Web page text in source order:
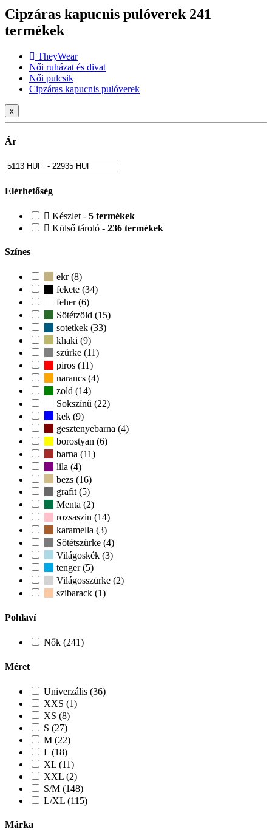
Cipzáras kapucnis pulóverek 241
termékek
TheyWear
Női ruházat és divat
Női pulcsik
Cipzáras kapucnis pulóverek
x
Ár
Elérhetőség
Készlet - 5 termékek
Külső tároló - 236 termékek
Színes
ekr (8)
fekete (34)
feher (6)
Sötétzöld (15)
sotetkek (33)
khaki (9)
szürke (11)
piros (11)
narancs (4)
zold (14)
Sokszínű (22)
kek (9)
gesztenyebarna (4)
borostyan (6)
barna (11)
lila (4)
bezs (16)
grafit (5)
Menta (2)
rozsaszin (14)
karamella (3)
Sötétszürke (4)
Világoskék (3)
tenger (5)
Világosszürke (2)
szibarack (1)
Pohlaví
Nők (241)
Méret
Univerzális (36)
XXS (1)
XS (8)
S (27)
M (22)
L (18)
XL (11)
XXL (2)
S/M (148)
L/XL (115)
Márka